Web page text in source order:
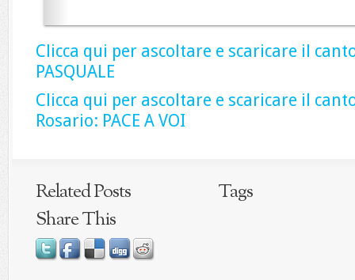
Clicca qui per ascoltare e scaricare il
PASQUALE
Clicca qui per ascoltare e scaricare il
Rosario: PACE A VOI
Related Posts
Tags
Share This